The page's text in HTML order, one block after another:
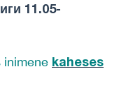
11.05-
inimene kaheses